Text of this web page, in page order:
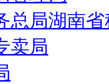
总局湖南
卖局